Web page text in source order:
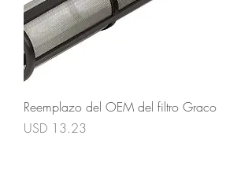
Reemplazo del OEM del filtro Graco
Precio
USD 13.23